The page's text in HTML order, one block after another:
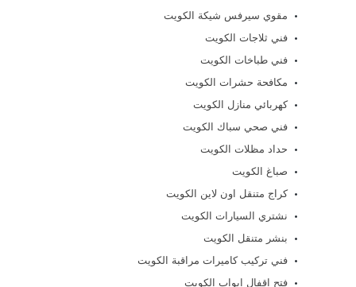
مقوي سيرفس شيكة الكويت
فني ثلاجات الكويت
فني طباخات الكويت
مكافحة حشرات الكويت
كهربائي منازل الكويت
فني صحي سباك الكويت
حداد مظلات الكويت
صباغ الكويت
كراج متنقل اون لاين الكويت
نشتري السيارات الكويت
بنشر متنقل الكويت
فني تركيب كاميرات مراقبة الكويت
فتح اقفال ابواب الكويت